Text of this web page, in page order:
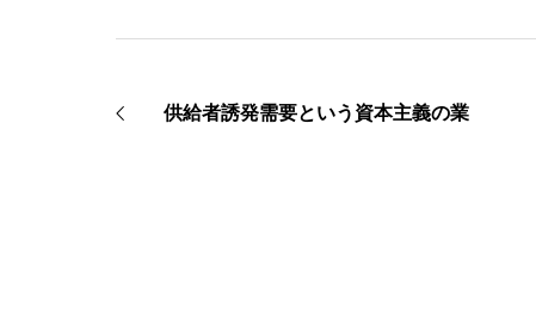
供給者誘発需要という資本主義の業